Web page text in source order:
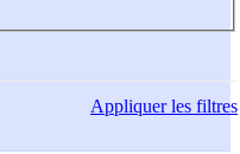
Appliquerles filtres